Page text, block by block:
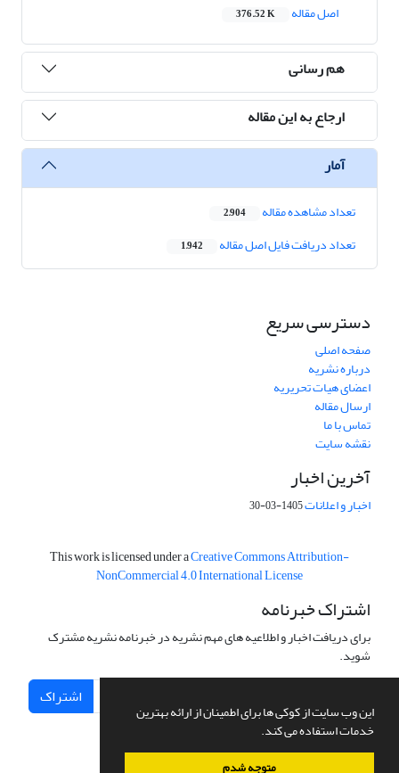
این وب سایت از کوکی ها برای اطمینان از ارائه بهترین
خدمات استفاده می کند.
متوجه شدم
اصل مقاله
376.52 K
هم رسانی
ارجاع به این مقاله
آمار
تعداد مشاهده مقاله 2,904
تعداد دریافت فایل اصل مقاله 1,942
دسترسی سریع
صفحه اصلی
درباره نشریه
اعضای هیات تحریریه
ارسال مقاله
تماس با ما
نقشه سایت
آخرین اخبار
اخبار و اعلانات1405-03-30
This work is licensed under aCreative Commons Attribution-
NonCommercial 4.0 International License
اشتراک خبرنامه
برای دریافت اخبار و اطلاعیه های مهم نشریه در خبرنامه نشریه مشترک
شوید.
اشتراک